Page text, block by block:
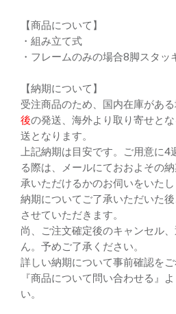
【商品について】
・組み立て式
・フレームのみの場合8脚スタッ
【納期について】
受注商品のため、国内在庫があ
後の発送、海外より取り寄せと
送となります。
上記納期は目安です。ご用意に
る際は、メールにておおよその
承いただけるかのお伺いをいたし
納期についてご了承いただいた
させていただきます。
尚、ご注文確定後のキャンセル
ん。予めご了承ください。
詳しい納期について事前確認を
『商品について問い合わせる』
い。